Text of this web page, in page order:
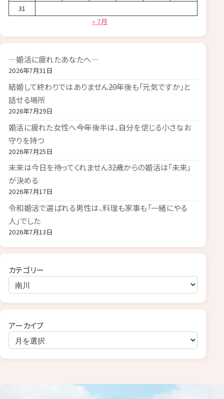
31
« 7月
―婚活に疲れたあなたへ―
2026年7月31日
結婚して終わりではありません――20年後も「元気ですか」と
話せる場所
2026年7月29日
婚活に疲れた女性へ――今年後半は、自分を信じる小さなお
守りを持つ
2026年7月25日
未来は今日を待ってくれません――32歳からの婚活は「未来」
が決める
2026年7月17日
令和婚活で選ばれる男性は、料理も家事も「一緒にやる
人」でした
2026年7月13日
カテゴリー
アーカイブ